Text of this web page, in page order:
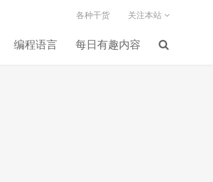
编程语言 每日有趣内容
各种干货 关注本站